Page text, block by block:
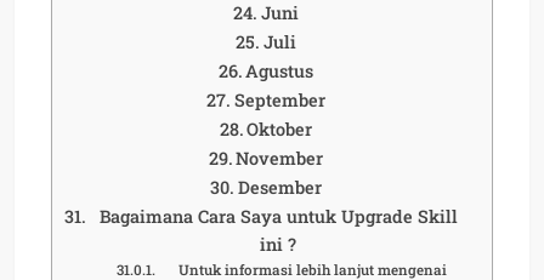
Juni
Juli
Agustus
September
Oktober
November
Desember
Bagaimana Cara Saya untuk Upgrade Skill
ini ?
Untuk informasi lebih lanjut mengenai